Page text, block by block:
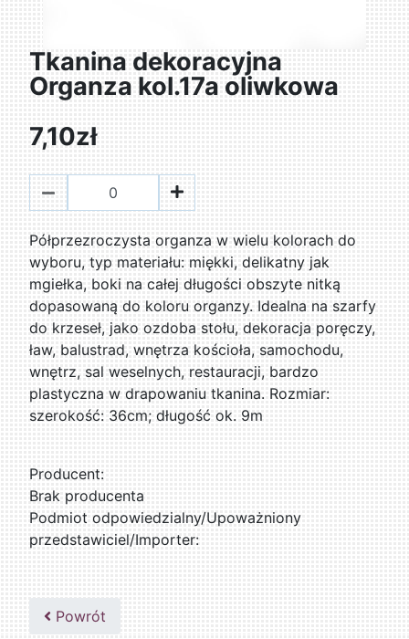
Tkanina dekoracyjna
Organza kol.17a oliwkowa
7,10zł
Półprzezroczysta organza w wielu kolorach do
wyboru, typ materiału: miękki, delikatny jak
mgiełka, boki na całej długości obszyte nitką
dopasowaną do koloru organzy. Idealna na szarfy
do krzeseł, jako ozdoba stołu, dekoracja poręczy,
ław, balustrad, wnętrza kościoła, samochodu,
wnętrz, sal weselnych, restauracji, bardzo
plastyczna w drapowaniu tkanina. Rozmiar:
szerokość: 36cm; długość ok. 9m
Producent:
Brak producenta
Podmiot odpowiedzialny/Upoważniony
przedstawiciel/Importer:
Powrót